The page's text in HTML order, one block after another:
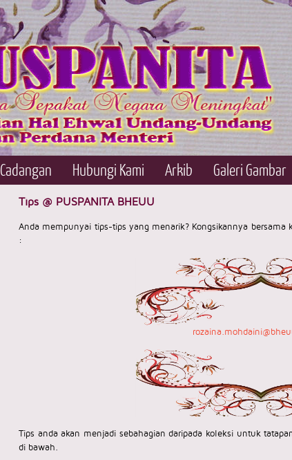
Cadangan Hubungi Kami Arkib Galeri Gambar
Tips @ PUSPANITA BHEUU
Anda mempunyai tips-tips yang menarik? Kongsikannya
:
Tips anda akan menjadi sebahagian daripada koleksi untuk
di bawah.